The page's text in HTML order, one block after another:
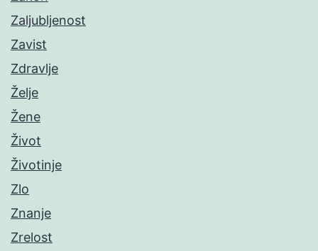
Zaljubljenost
Zavist
Zdravlje
Želje
Žene
Život
Životinje
Zlo
Znanje
Zrelost